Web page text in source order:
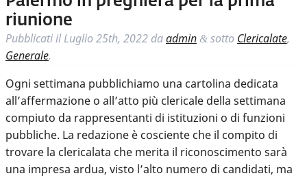
riunione
Pubblicati ilLuglio 25th, 2022 daadmin & sotto Clericalate,
Generale.
Ogni settimana pubblichiamo una cartolina dedicata
all’affermazione o all’atto più clericale della settimana
compiuto da rappresentanti di istituzioni o di funzioni
pubbliche. La redazione è cosciente che il compito di
trovare la clericalata che merita il riconoscimento sarà
una impresa ardua, visto l’alto numero di candidati, ma